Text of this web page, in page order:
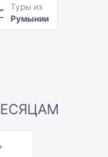
Туры из
Румынии